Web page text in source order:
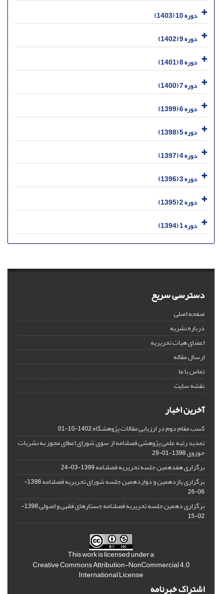
دوره 10 (1403)
دوره 9 (1402)
دوره 8 (1401)
دوره 7 (1400)
دوره 6 (1399)
دوره 5 (1398)
دوره 4 (1397)
دوره 3 (1396)
دوره 2 (1395)
دوره 1 (1394)
دسترسی سریع
صفحه اصلی
درباره نشریه
اعضای هیات تحریریه
ارسال مقاله
تماس با ما
نقشه سایت
آخرین اخبار
کسب مقام دوم در ارزیابی مقالات پژوهشگاه1402-10-01
تمدید رتبه علمی پژوهشی فصلنامه از سوی شورای اعطای مجوز به نشریات
حوزوی1398-01-29
برگزاری هفدهمین جلسه تحریریه فصلنامه1399-03-24
برگزاری یازدهمین و دوازدهمین جلسه شورای تحریریه فصلنامه
1398-
06-26
برگزاری دهمین جلسه تحریریه فصلنامه جستارهای فقهی و اصولی
1398-
02-15
This work is licensed under a
Creative Commons Attribution-NonCommercial 4.0
International License
اشتراک خبرنامه